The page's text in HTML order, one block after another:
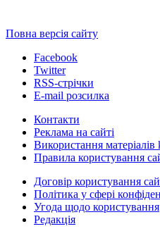
Повна версія сайту
Facebook
Twitter
RSS-стрічки
E-mail розсилка
Контакти
Реклама на сайті
Використання матеріалів
Правила користування
Договір користування
Політика у сфері
Угода щодо користування
Редакція